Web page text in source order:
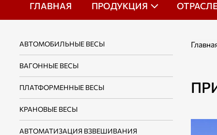
ГЛАВНАЯ ПРОДУКЦИЯ
АВТОМОБИЛЬНЫЕ ВЕСЫ
ВАГОННЫЕ ВЕСЫ
ПЛАТФОРМЕННЫЕ ВЕСЫ
КРАНОВЫЕ ВЕСЫ
АВТОМАТИЗАЦИЯ ВЗВЕШИВАНИЯ